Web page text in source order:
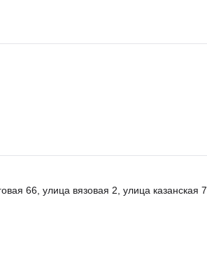
66, улица вязовая 2, улица казанская 7